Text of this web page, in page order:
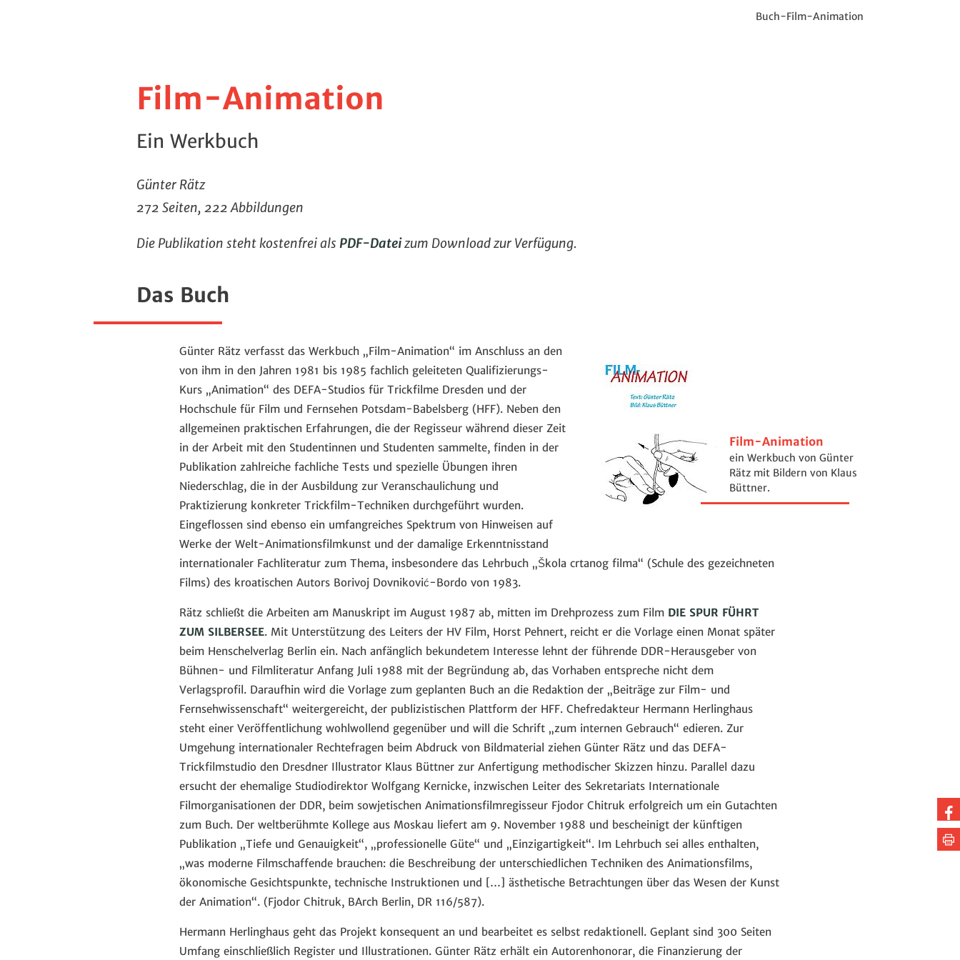
Buch-Film-Animation
Film-Animation
Ein Werkbuch
Günter Rätz
272 Seiten, 222 Abbildungen
Die Publikation steht kostenfrei als PDF-Dateizum Download zur Verfügung.
Das Buch
Film-Animation
ein Werkbuch von Günter
Rätz mit Bildern von Klaus
Büttner.
Günter Rätz verfasst das Werkbuch „Film-Animation“ im Anschluss an den
von ihm in den Jahren 1981 bis 1985 fachlich geleiteten Qualifizierungs-
Kurs „Animation“ des DEFA-Studios für Trickfilme Dresden und der
Hochschule für Film und Fernsehen Potsdam-Babelsberg (HFF). Neben den
allgemeinen praktischen Erfahrungen, die der Regisseur während dieser Zeit
in der Arbeit mit den Studentinnen und Studenten sammelte, finden in der
Publikation zahlreiche fachliche Tests und spezielle Übungen ihren
Niederschlag, die in der Ausbildung zur Veranschaulichung und
Praktizierung konkreter Trickfilm-Techniken durchgeführt wurden.
Eingeflossen sind ebenso ein umfangreiches Spektrum von Hinweisen auf
Werke der Welt-Animationsfilmkunst und der damalige Erkenntnisstand
internationaler Fachliteratur zum Thema, insbesondere das Lehrbuch „Škola crtanog filma“ (Schule des gezeichneten
Films) des kroatischen Autors Borivoj Dovniković-Bordo von 1983.
Rätz schließt die Arbeiten am Manuskript im August 1987 ab, mitten im Drehprozess zum Film DIE SPUR FÜHRT
ZUM SILBERSEE. Mit Unterstützung des Leiters der HV Film, Horst Pehnert, reicht er die Vorlage einen Monat später
beim Henschelverlag Berlin ein. Nach anfänglich bekundetem Interesse lehnt der führende DDR-Herausgeber von
Bühnen- und Filmliteratur Anfang Juli 1988 mit der Begründung ab, das Vorhaben entspreche nicht dem
Verlagsprofil. Daraufhin wird die Vorlage zum geplanten Buch an die Redaktion der „Beiträge zur Film- und
Fernsehwissenschaft“ weitergereicht, der publizistischen Plattform der HFF. Chefredakteur Hermann Herlinghaus
steht einer Veröffentlichung wohlwollend gegenüber und will die Schrift „zum internen Gebrauch“ edieren. Zur
Umgehung internationaler Rechtefragen beim Abdruck von Bildmaterial ziehen Günter Rätz und das DEFA-
Trickfilmstudio den Dresdner Illustrator Klaus Büttner zur Anfertigung methodischer Skizzen hinzu. Parallel dazu
ersucht der ehemalige Studiodirektor Wolfgang Kernicke, inzwischen Leiter des Sekretariats Internationale
Filmorganisationen der DDR, beim sowjetischen Animationsfilmregisseur Fjodor Chitruk erfolgreich um ein Gutachten
zum Buch. Der weltberühmte Kollege aus Moskau liefert am 9. November 1988 und bescheinigt der künftigen
Publikation „Tiefe und Genauigkeit“, „professionelle Güte“ und „Einzigartigkeit“. Im Lehrbuch sei alles enthalten,
„was moderne Filmschaffende brauchen: die Beschreibung der unterschiedlichen Techniken des Animationsfilms,
ökonomische Gesichtspunkte, technische Instruktionen und […] ästhetische Betrachtungen über das Wesen der Kunst
der Animation“. (Fjodor Chitruk, BArch Berlin, DR 116/587).
Hermann Herlinghaus geht das Projekt konsequent an und bearbeitet es selbst redaktionell. Geplant sind 300 Seiten
Umfang einschließlich Register und Illustrationen. Günter Rätz erhält ein Autorenhonorar, die Finanzierung der